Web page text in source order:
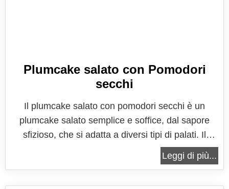
Plumcake salato con Pomodori
secchi
Il plumcake salato con pomodori secchi è un
plumcake salato semplice e soffice, dal sapore
sfizioso, che si adatta a diversi tipi di palati. Il
plumcake salato è la versione rustica del classico
plumcake dolce, che nasce in Inghilterra per
Leggi di più...